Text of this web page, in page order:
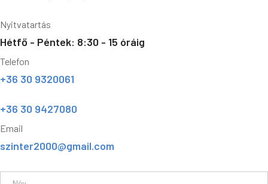
Nyitvatartás
Hétfő - Péntek: 8:30 - 15 óráig
Telefon
+36 30 9320061
+36 30 9427080
Email
szinter2000@gmail.com